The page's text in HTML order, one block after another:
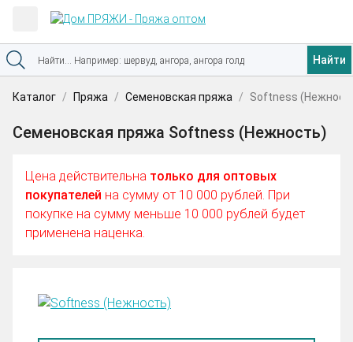
Найти
Каталог Пряжа Семеновская пряжа Softness
Семеновская пряжа Softness (Нежность)
Цена действительна только для оптовых
покупателей на сумму от 10 000 рублей. При
покупке на сумму меньше 10 000 рублей будет
применена наценка.